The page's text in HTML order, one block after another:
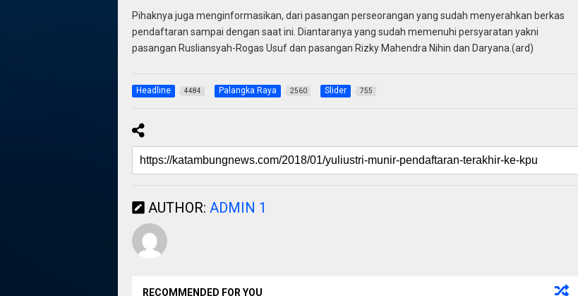
Pihaknya juga menginformasikan, dari pasangan perseorangan yang sudah menyerahkan berkas
pendaftaran sampai dengan saat ini. Diantaranya yang sudah memenuhi persyaratan yakni
pasangan Rusliansyah-Rogas Usuf dan pasangan Rizky Mahendra Nihin dan Daryana.(ard)
Headline 4484 Palangka Raya 2560 Slider 755
AUTHOR: ADMIN 1
RECOMMENDED FOR YOU